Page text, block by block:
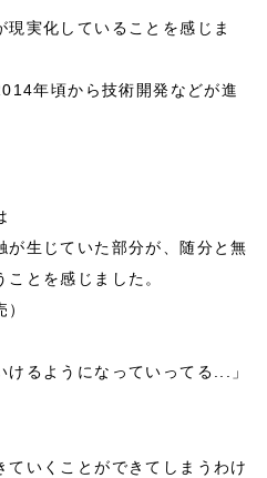
実化していることを感じま
年頃から技術開発などが進
が生じていた部分が、随分と無
とを感じました。
けるようになっていってる...」
いくことができてしまうわけ